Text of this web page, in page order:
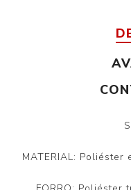
MATERIAL: